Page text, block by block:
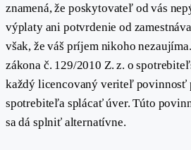
znamená, že poskytovateľ od vás
výplaty ani potvrdenie od
však, že váš príjem nikoho
zákona č. 129/2010 Z. z. o
každý licencovaný veriteľ povinnosť
spotrebiteľa splácať úver. Túto
sa dá splniť alternatívne.